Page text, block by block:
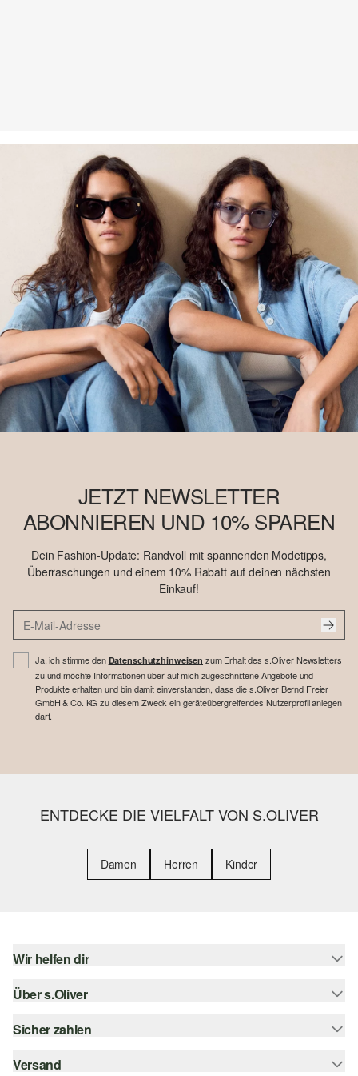
JETZT NEWSLETTER
ABONNIEREN UND 10% SPAREN
Dein Fashion-Update: Randvoll mit spannenden Modetipps,
Überraschungen und einem 10% Rabatt auf deinen nächsten
Einkauf!
Ja, ich stimme den Datenschutzhinweisen zum Erhalt des s.Oliver Newsletters
zu und möchte Informationen über auf mich zugeschnittene Angebote und
Produkte erhalten und bin damit einverstanden, dass die s.Oliver Bernd Freier
GmbH & Co. KG zu diesem Zweck ein geräteübergreifendes Nutzerprofil anlegen
darf.
ENTDECKE DIE VIELFALT VON S.OLIVER
Damen Herren Kinder
Wir helfen dir
Hilfe & FAQ
Größenberatung
Über s.Oliver
s.Oliver Magazin
Whatsapp
Sicher zahlen
Rechnung
Versand